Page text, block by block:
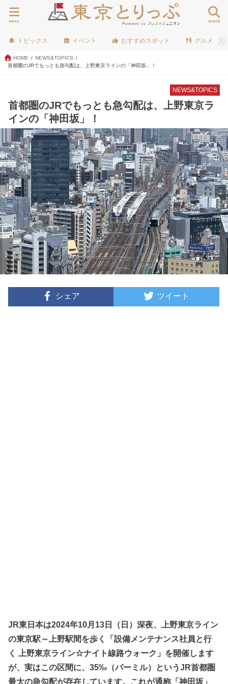
search
menu
トピックス イベント おすすめスポット グルメ
HOME
NEWS&TOPICS
首都圏のJRでもっとも急勾配は、上野東京ラインの「神田坂」！
NEWS&TOPICS
首都圏のJRでもっとも急勾配は、上野東京ラ
インの「神田坂」！
シェア ツイート
JR東日本は2024年10月13日（日）深夜、上野東京ライン
の東京駅～上野駅間を歩く「設備メンテナンス社員と行
く 上野東京ライン☆ナイト線路ウォーク」を開催します
が、実はこの区間に、35‰（パーミル）というJR首都圏
最大の急勾配が存在しています。これが通称「神田坂」